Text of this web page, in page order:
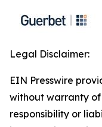
Legal Disclaimer:
EIN Presswire
without warranty
responsibility or